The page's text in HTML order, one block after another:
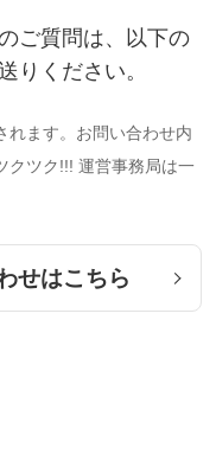
ご質問は、以下の
りください。
れます。お問い合わせ内
クツク!!! 運営事務局は一
せはこちら